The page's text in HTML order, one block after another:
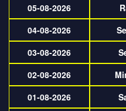
05-08-2026
04-08-2026
03-08-2026
02-08-2026
01-08-2026